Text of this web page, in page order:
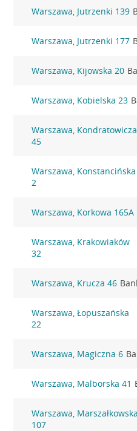
Warszawa, Jutrzenki 139
Warszawa, Jutrzenki 177
Warszawa, Kijowska 20
Warszawa, Kobielska 23
Warszawa, Kondratowicza
45
Warszawa, Konstancińska
2
Warszawa, Korkowa 165A
Warszawa, Krakowiaków
32
Warszawa, Krucza 46
Warszawa, Łopuszańska
22
Warszawa, Magiczna 6
Warszawa, Malborska 41
Warszawa, Marszałkowska
107